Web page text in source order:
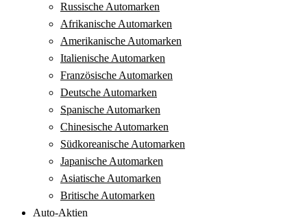
Russische Automarken
Afrikanische Automarken
Amerikanische Automarken
Italienische Automarken
Französische Automarken
Deutsche Automarken
Spanische Automarken
Chinesische Automarken
Südkoreanische Automarken
Japanische Automarken
Asiatische Automarken
Britische Automarken
Auto-Aktien